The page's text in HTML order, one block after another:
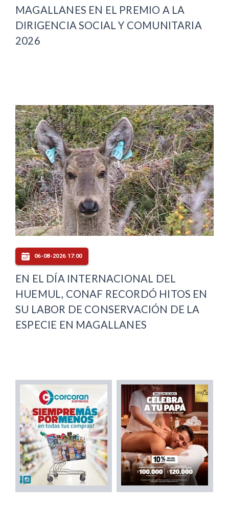
MAGALLANES EN EL PREMIO A LA
DIRIGENCIA SOCIAL Y COMUNITARIA
2026
06-08-2026 17:00
EN EL DÍA INTERNACIONAL DEL
HUEMUL, CONAF RECORDÓ HITOS EN
SU LABOR DE CONSERVACIÓN DE LA
ESPECIE EN MAGALLANES